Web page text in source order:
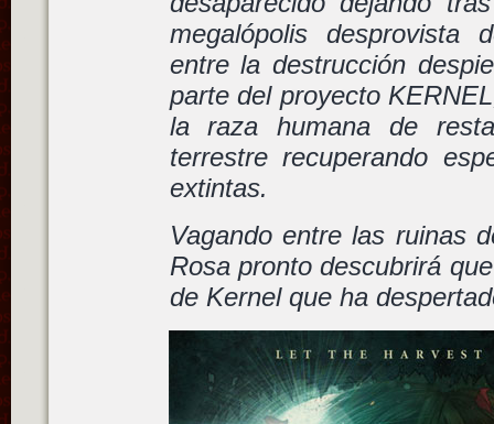
megalópolis desprovista
entre la destrucción
parte del proyecto
la raza humana de
terrestre recuperando
extintas.
Vagando entre las ruinas
Rosa pronto descubrirá
de Kernel que ha